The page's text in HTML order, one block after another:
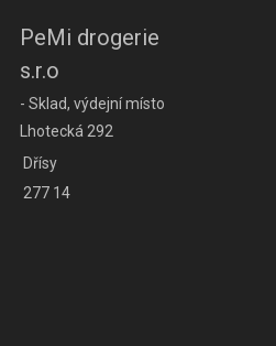
PeMi drogerie
s.r.o
- Sklad, výdejní místo
Lhotecká 292
Dřísy
277 14